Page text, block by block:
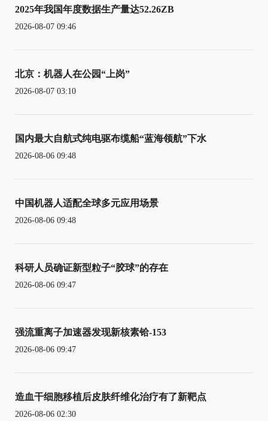
2025年我国年度数据生产量达52.26ZB
2026-08-07 09:46
北京：机器人在公园“上岗”
2026-08-07 03:10
国内最大自航式纯电驱布缆船“蓝海领航”下水
2026-08-06 09:48
中国机器人适配全球多元应用场景
2026-08-06 09:48
科研人员确证新型粒子“胶球”的存在
2026-08-06 09:47
强流重离子加速器发现新核素铪-153
2026-08-06 09:47
造血干细胞移植后皮肤纤维化治疗有了新靶点
2026-08-06 02:30